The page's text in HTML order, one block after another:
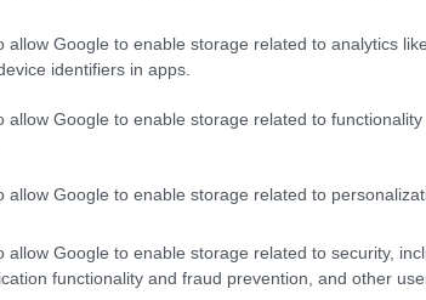
allow Google to enable storage related to analytics
identifiers in apps.
allow Google to enable storage related to
allow Google to enable storage related to
allow Google to enable storage related to security,
functionality and fraud prevention, and other